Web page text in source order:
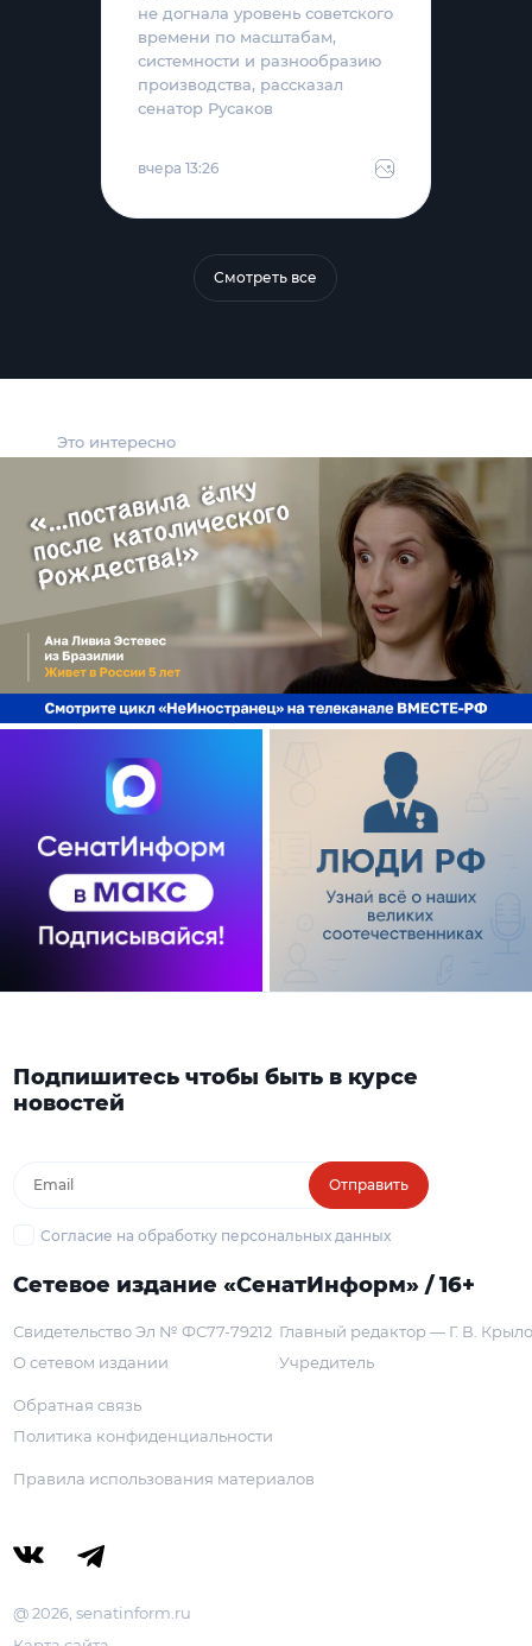
Это интересно
не догнала уровень советского
времени по масштабам,
системности и разнообразию
производства, рассказал
сенатор Русаков
вчера 13:26
Смотреть все
Подпишитесь чтобы быть в курсе
новостей
Отправить
Согласие на обработку персональных данных
Сетевое издание «СенатИнформ» / 16+
Свидетельство Эл № ФС77-79212
О сетевом издании
Главный редактор — Г. В.
Учредитель
Обратная связь
Политика конфиденциальности
Правила использования материалов
@ 2026, senatinform.ru